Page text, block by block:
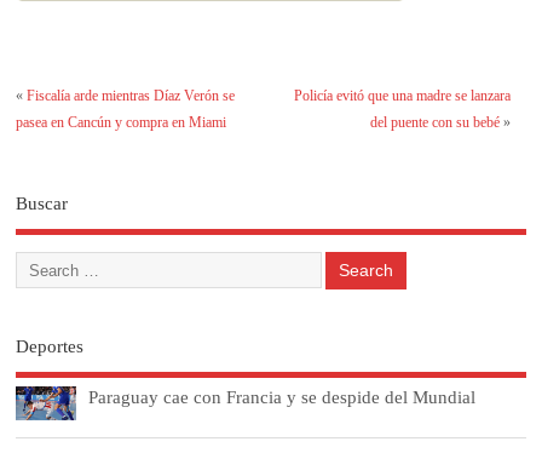
«Fiscalía arde mientras Díaz Verón se
pasea en Cancún y compra en Miami
Policía evitó que una madre se lanzara
del puente con su bebé»
Buscar
Deportes
Paraguay cae con Francia y se despide del Mundial